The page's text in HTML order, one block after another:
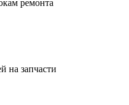
ремонта
на запчасти